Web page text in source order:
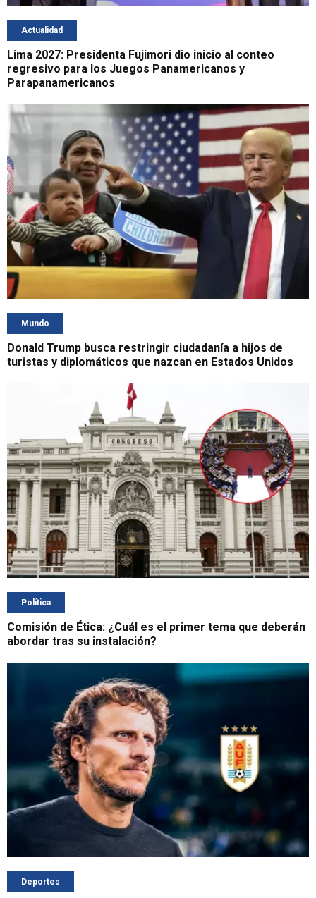
Actualidad
Lima 2027: Presidenta Fujimori dio inicio al conteo
regresivo para los Juegos Panamericanos y
Parapanamericanos
Mundo
Donald Trump busca restringir ciudadanía a hijos de
turistas y diplomáticos que nazcan en Estados Unidos
Política
Comisión de Ética: ¿Cuál es el primer tema que deberán
abordar tras su instalación?
Deportes